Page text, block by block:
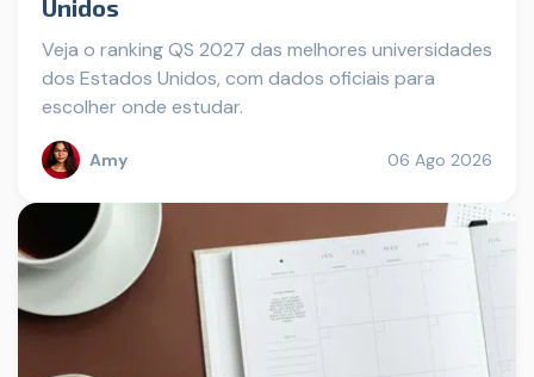
Unidos
Veja o ranking QS 2027 das melhores universidades
dos Estados Unidos, com dados oficiais para
escolher onde estudar.
Amy 06 Ago 2026